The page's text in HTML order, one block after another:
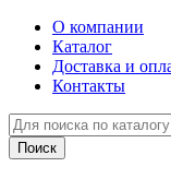
О компании
Каталог
Доставка и
Контакты